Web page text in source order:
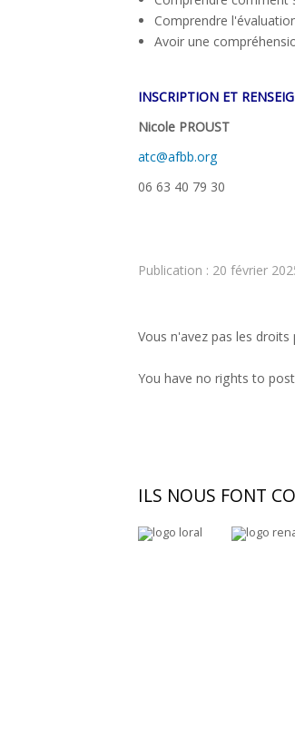
Comprendre
Avoir une
INSCRIPTION ET
Nicole PROUST
atc@afbb.org
06 63 40 79 30
Publication : 20 février
Vous n'avez pas les
You have no rights to
ILS NOUS FONT